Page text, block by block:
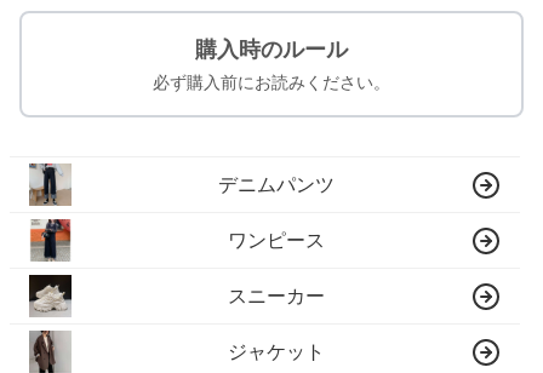
購入時のルール
必ず購入前にお読みください。
デニムパンツ
ワンピース
スニーカー
ジャケット